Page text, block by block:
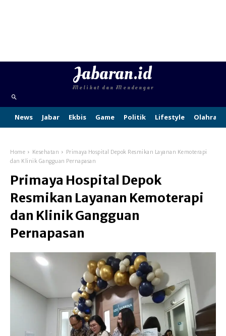
Jabaran.id
Melihat dan Mendengar
News Jabar Ekbis Game Politik Lifestyle Olahraga
Home Kesehatan
Primaya Hospital Depok Resmikan Layanan Kemoterapi
dan Klinik Gangguan Pernapasan
Primaya Hospital Depok
Resmikan Layanan Kemoterapi
dan Klinik Gangguan
Pernapasan